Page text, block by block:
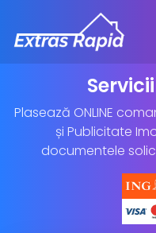
Plasează ONLINE
și Publicitate
documentele